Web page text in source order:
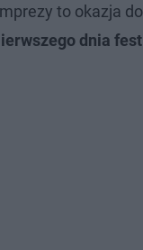
to okazja
dnia